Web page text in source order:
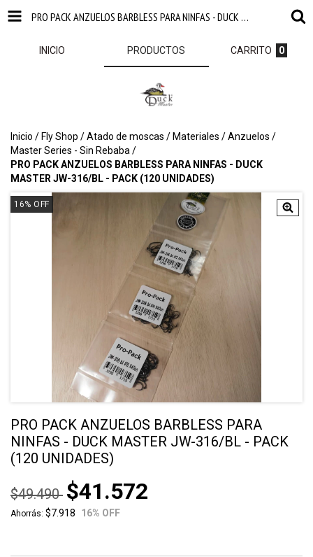
PRO PACK ANZUELOS BARBLESS PARA NINFAS - DUCK MASTER JW-316/BL - PACK (120 UNIDADES)
INICIO PRODUCTOS CARRITO 0
Inicio / Fly Shop /Atado de moscas / Materiales /Anzuelos /
Master Series - Sin Rebaba /
PRO PACK ANZUELOS BARBLESS PARA NINFAS - DUCK
MASTER JW-316/BL - PACK (120 UNIDADES)
16% OFF
PRO PACK ANZUELOS BARBLESS PARA
NINFAS - DUCK MASTER JW-316/BL - PACK
(120 UNIDADES)
$49.490 $41.572
Ahorrás: $7.918 16% OFF